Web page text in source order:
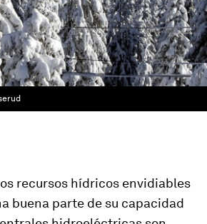
recursos hídricos envidiables
buena parte de su capacidad